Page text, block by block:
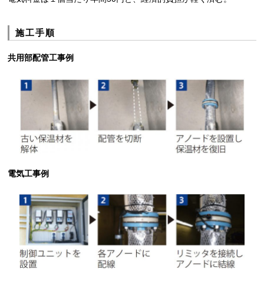
施工手順
共用部配管工事例
電気工事例